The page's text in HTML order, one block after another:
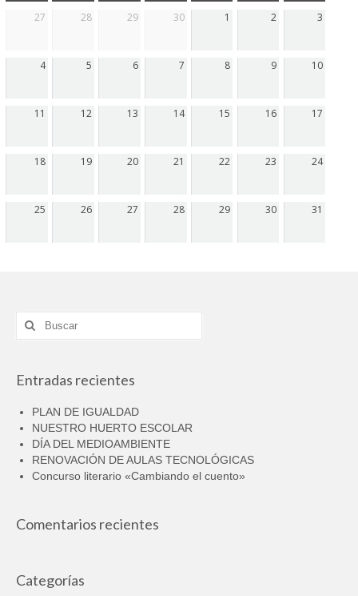
Educación física
Religión
Orientación educativa
Historia
Profesorado
Curso académico
Planes y Proyectos
Coeducación
Escuela Espacio de Paz
Forma Joven
27 28 29 30 1 2 3
4 5 6 7 8 9 10
11 12 13 14 15 16 17
18 19 20 21 22 23 24
25 26 27 28 29 30 31
Buscar
por:
Entradas recientes
PLAN DE IGUALDAD
NUESTRO HUERTO ESCOLAR
DÍA DEL MEDIOAMBIENTE
RENOVACIÓN DE AULAS TECNOLÓGICAS
Concurso literario «Cambiando el cuento»
Comentarios recientes
Categorías